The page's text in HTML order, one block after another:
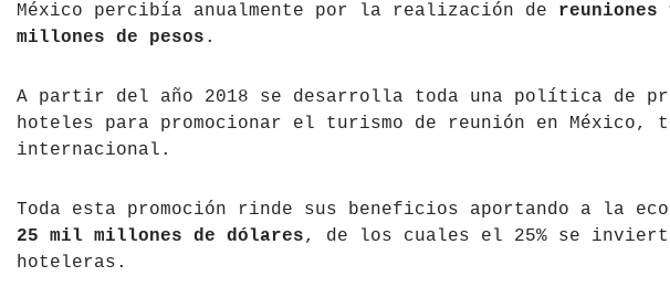
Suecia
Turquía
Ucrania
México percibía anualmente por la realización de reuniones
millones de pesos .
A partir del año 2018 se desarrolla toda una política de
hoteles para promocionar el turismo de reunión en México,
internacional.
Toda esta promoción rinde sus beneficios aportando a la
25 mil millones de dólares, de los cuales el 25% se
hoteleras.